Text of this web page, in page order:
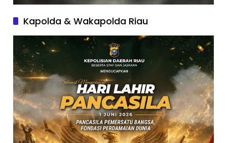
Kapolda & Wakapolda Riau